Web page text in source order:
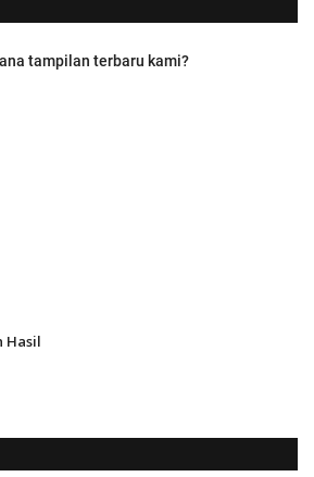
tampilan terbaru kami?
Hasil